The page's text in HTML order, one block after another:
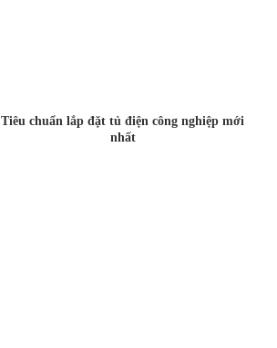
Tiêu chuẩn lắp đặt tủ điện công nghiệp mới
nhất